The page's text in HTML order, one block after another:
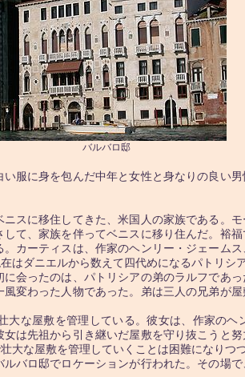
バルバロ邸
服に身を包んだ中年と女性と身なりの良い
スに移住してきた、米国人の家族である。
て、家族を伴ってベニスに移り住んだ。裕
カーティスは、作家のヘンリー・ジェーム
ダニエルから数えて四代めになるパトリシ
会ったのは、パトリシアの弟のラルフであ
変わった人物であった。弟は三人の兄弟が
な屋敷を管理している。彼女は、作家のヘ
は先祖から引き継いだ屋敷を守り抜こうと
大な屋敷を管理していくことは困難になりつつ
バロ邸でロケーションが行われた。その場